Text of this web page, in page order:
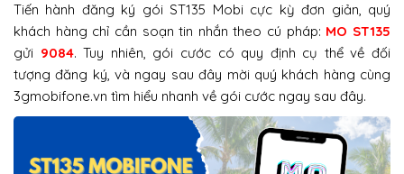
Tiến hành đăng ký gói ST135 Mobi cực kỳ đơn giản, quý
khách hàng chỉ cần soạn tin nhắn theo cú pháp: MO ST135
gửi 9084. Tuy nhiên, gói cước có quy định cụ thể về đối
tượng đăng ký, và ngay sau đây mời quý khách hàng cùng
3gmobifone.vn tìm hiểu nhanh về gói cước ngay sau đây.